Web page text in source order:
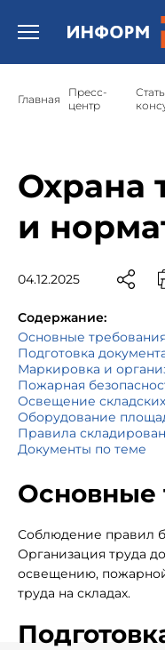
Открыть бургер меню.
Главная
Пресс-
центр
Охрана
и
04.12.2025
Содержание:
Основные
Подготовка
Маркировка и
Пожарная
Освещение
Оборудование
Правила
Документы по теме
Основные
Соблюдение правил
Организация труда
освещению, пожарной
труда на складах.